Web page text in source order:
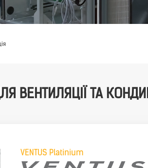
ВЕНТИЛЯЦІЇ ТА
VENTUS Platinium